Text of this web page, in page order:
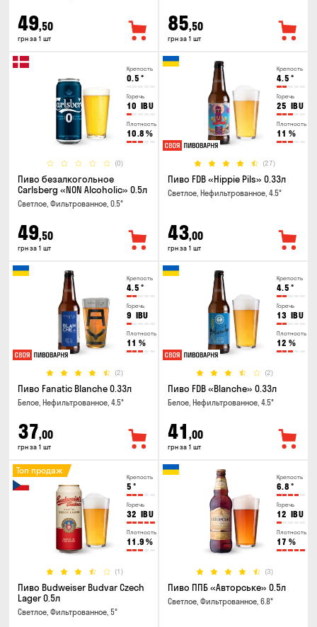
49,50
грн за 1 шт
85,50
грн за 1 шт
Крепость
0.5 °
Горечь
10 IBU
Плотность
10.8 %
(0)
Пиво безалкогольное
Carlsberg «NON Alcoholic» 0.5л
Светлое, Фильтрованное, 0.5°
49,50
грн за 1 шт
Крепость
4.5 °
Горечь
25 IBU
Плотность
11 %
(27)
Пиво FDB «Hippie Pils» 0.33л
Светлое, Нефильтрованное, 4.5°
43,00
грн за 1 шт
Крепость
4.5 °
Горечь
9 IBU
Плотность
11 %
(2)
Пиво Fanatic Blanche 0.33л
Белое, Нефильтрованное, 4.5°
37,00
грн за 1 шт
Крепость
4.5 °
Горечь
13 IBU
Плотность
12 %
(2)
Пиво FDB «Blanche» 0.33л
Белое, Нефильтрованное, 4.5°
41 ,00
грн за 1 шт
Крепость
5 °
Горечь
32 IBU
Плотность
11.9 %
(1)
Топ продаж
Пиво Budweiser Budvar Czech
Lager 0.5л
Светлое, Фильтрованное, 5°
Крепость
6.8 °
Горечь
12 IBU
Плотность
17 %
(3)
Пиво ППБ «Авторське» 0.5л
Светлое, Фильтрованное, 6.8°